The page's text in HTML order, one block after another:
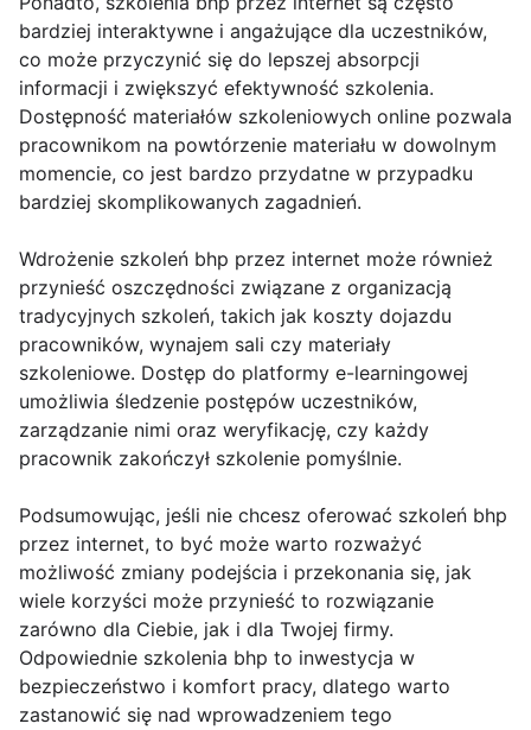
bardziej interaktywne i angażujące dla uczestników,
co może przyczynić się do lepszej absorpcji
informacji i zwiększyć efektywność szkolenia.
Dostępność materiałów szkoleniowych online pozwala
pracownikom na powtórzenie materiału w dowolnym
momencie, co jest bardzo przydatne w przypadku
bardziej skomplikowanych zagadnień.
Wdrożenie szkoleń bhp przez internet może również
przynieść oszczędności związane z organizacją
tradycyjnych szkoleń, takich jak koszty dojazdu
pracowników, wynajem sali czy materiały
szkoleniowe. Dostęp do platformy e-learningowej
umożliwia śledzenie postępów uczestników,
zarządzanie nimi oraz weryfikację, czy każdy
pracownik zakończył szkolenie pomyślnie.
Podsumowując, jeśli nie chcesz oferować szkoleń bhp
przez internet, to być może warto rozważyć
możliwość zmiany podejścia i przekonania się, jak
wiele korzyści może przynieść to rozwiązanie
zarówno dla Ciebie, jak i dla Twojej firmy.
Odpowiednie szkolenia bhp to inwestycja w
bezpieczeństwo i komfort pracy, dlatego warto
zastanowić się nad wprowadzeniem tego